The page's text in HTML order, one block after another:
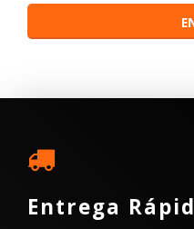
Entrega